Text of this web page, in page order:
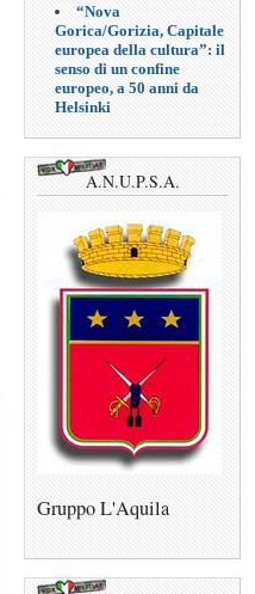
“Nova
Gorica/Gorizia, Capitale
europea della cultura”: il
senso di un confine
europeo, a 50 anni da
Helsinki
A.N.U.P.S.A.
Gruppo L'Aquila